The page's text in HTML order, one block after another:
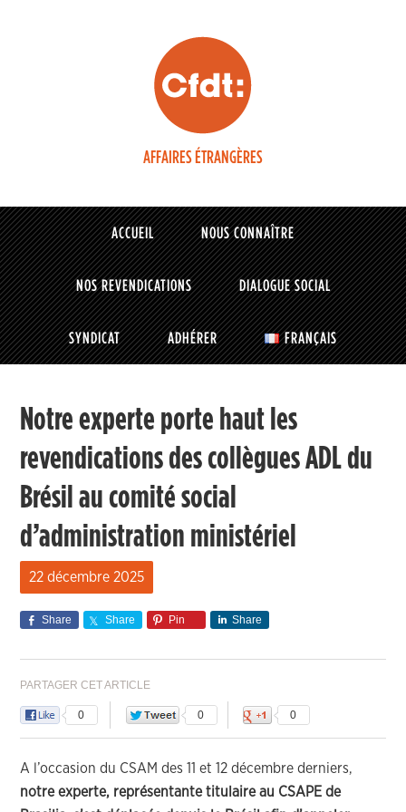
AFFAIRES ÉTRANGÈRES
ACCUEIL NOUS CONNAÎTRE
NOS REVENDICATIONS DIALOGUE SOCIAL
SYNDICAT ADHÉRER FRANÇAIS
Notre experte porte haut les
revendications des collègues ADL du
Brésil au comité social
d’administration ministériel
22 décembre 2025
Share Share Pin Share
PARTAGER CET ARTICLE
0 0 0
A l’occasion du CSAM des 11 et 12 décembre derniers,
notre experte, représentante titulaire au CSAPE de